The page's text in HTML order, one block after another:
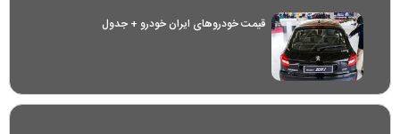
قیمت خودرو‌های ایران خودرو + جدول